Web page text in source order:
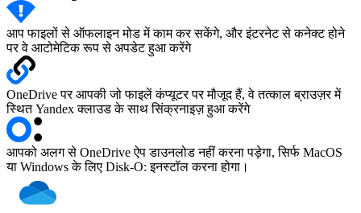
आप फाइलों से ऑफलाइन मोड में काम कर सकेंगे, और इंटरनेट से कनेक्ट होने
पर वे आटोमेटिक रूप से अपडेट हुआ करेंगे
OneDrive पर आपकी जो फाइलें कंप्यूटर पर मौजूद हैं, वे तत्काल ब्राउज़र में
स्थित Yandex क्लाउड के साथ सिंक्रनाइज़ हुआ करेंगे
आपको अलग से OneDrive ऐप डाउनलोड नहीं करना पड़ेगा, सिर्फ MacOS
या Windows के लिए Disk-O: इनस्टॉल करना होगा।